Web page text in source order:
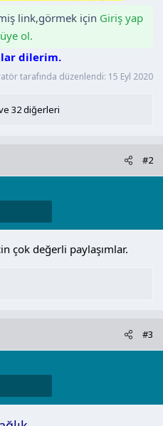
link,görmek için Giriş yap
ol.
dilerim.
tarafında düzenlendi: 15 Eyl 2020
32 diğerleri
#2
çok değerli paylaşımlar.
#3